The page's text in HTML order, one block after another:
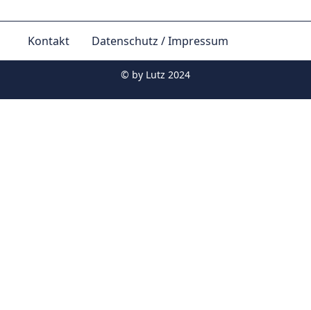
Kontakt Datenschutz / Impressum
© by Lutz 2024